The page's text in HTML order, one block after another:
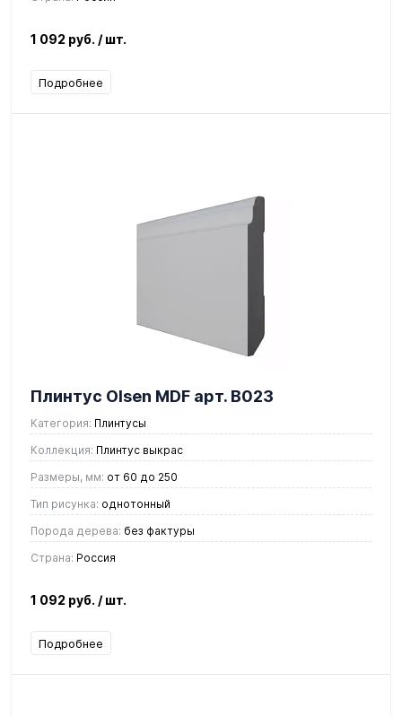
1 092 руб. / шт.
Подробнее
Плинтус Olsen MDF арт. В023
Категория: Плинтусы
Коллекция: Плинтус выкрас
Размеры, мм: от 60 до 250
Тип рисунка: однотонный
Порода дерева: без фактуры
Страна: Россия
1 092 руб. / шт.
Подробнее